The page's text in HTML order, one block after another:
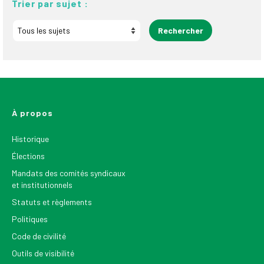
Trier par sujet :
À propos
Historique
Élections
Mandats des comités syndicaux
et institutionnels
Statuts et règlements
Politiques
Code de civilité
Outils de visibilité